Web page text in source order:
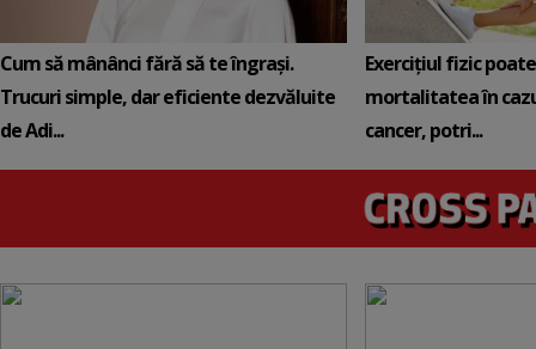
Cum să mânânci fără să te îngrași.
Trucuri simple, dar eficiente dezvăluite
de Adi...
Exercițiul fizic
mortalitatea în
cancer, potri...